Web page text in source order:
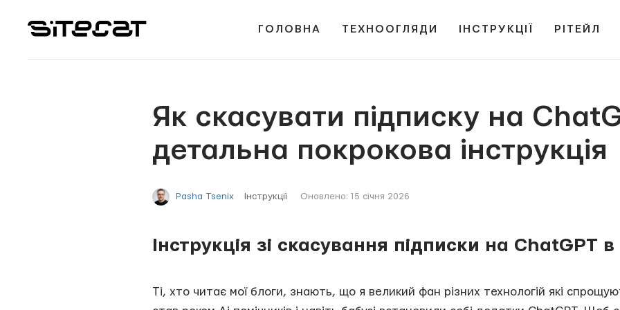
ГОЛОВНА ТЕХНООГЛЯДИ ІНСТРУКЦІЇ РІТЕЙЛ
Як скасувати підписку на
детальна покрокова інструкція
Pasha Tsenix Інструкції Оновлено: 15 січня 2026
Інструкція зі скасування підписки на ChatGPT
Ті, хто читає мої блоги, знають, що я великий фан різних технологій які